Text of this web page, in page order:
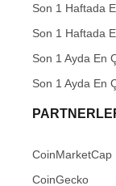
Son 1 Haftada
Son 1 Haftada
Son 1 Ayda En
Son 1 Ayda En
CoinMarketCap
CoinGecko